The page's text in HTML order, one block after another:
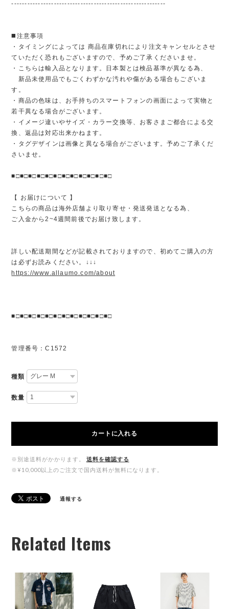
----------------------------------------------------------
◼️注意事項
・タイミングによっては 商品在庫切れにより注文キャンセルとさせ
ていただく恐れもございますので、予めご了承くださいませ。
・こちらは輸入品となります。日本製とは検品基準が異なる為、
新品未使用品でもごくわずかな汚れや傷がある場合もございま
す。
・商品の色味は、お手持ちのスマートフォンの画面によって実物と
若干異なる場合がございます。
・イメージ違いやサイズ・カラー交換等、お客さまご都合による交
換、返品は対応出来かねます。
・タグデザインは画像と異なる場合がございます。予めご了承くだ
さいませ。
■□■□■□■□■□■□■□■□■□■□■□■□
【 お届けについて 】
こちらの商品は海外店舗より取り寄せ・発送発送となる為、
ご入金から2~4週間前後でお届け致します。
詳しい配送期間などが記載されておりますので、初めてご購入の方
は必ずお読みください。↓↓↓
https://www.allaumo.com/about
■□■□■□■□■□■□■□■□■□■□■□■□
管理番号：C1572
種類
数量
カートに入れる
※別途送料がかかります。
送料を確認する
※¥10,000以上のご注文で国内送料が無料になります。
通報する
Related Items